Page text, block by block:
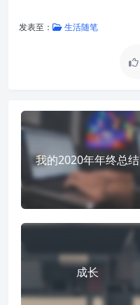
发表至： 生活随笔
我的2020年年终总结
成长